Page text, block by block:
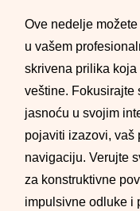
Ove nedelje
u vašem
skrivena prilika
veštine. Fokusirajte
jasnoću u svojim
pojaviti izazovi, vaš
navigaciju. Verujte
za konstruktivne
impulsivne odluke i